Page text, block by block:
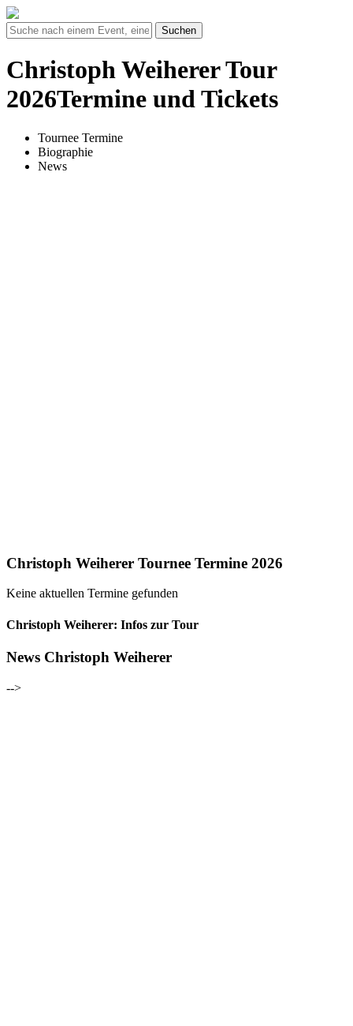
Suchen
Christoph Weiherer Tour
2026Termine und Tickets
Tournee Termine
Biographie
News
Christoph Weiherer Tournee Termine 2026
Keine aktuellen Termine gefunden
Christoph Weiherer: Infos zur Tour
News Christoph Weiherer
-->